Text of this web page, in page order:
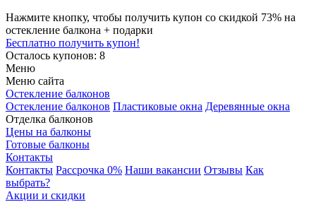
Нажмите кнопку, чтобы получить купон со скидкой 73% на
остекление балкона + подарки
Бесплатно получить купон!
Осталось купонов: 8
Меню
Меню сайта
Остекление балконов
Остекление балконов Пластиковые окна Деревянные окна
Отделка балконов
Цены на балконы
Готовые балконы
Контакты
Контакты Рассрочка 0% Наши вакансии Отзывы Как
выбрать?
Акции и скидки